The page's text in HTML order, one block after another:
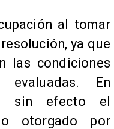
al tomar
ya que
las condiciones
evaluadas. En
sin efecto el
otorgado por